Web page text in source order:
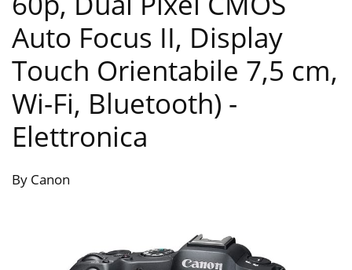
Auto Focus II, Display
Touch Orientabile 7,5 cm,
Wi-Fi, Bluetooth) -
Elettronica
By Canon